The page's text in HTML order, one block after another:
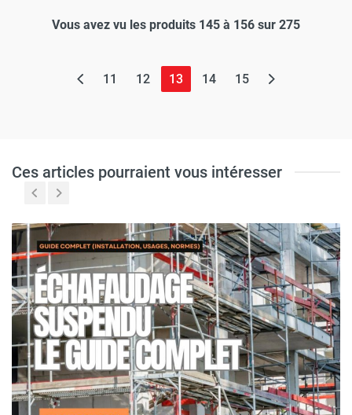
Vous avez vu les produits 145 à 156 sur 275
11 12 13(page actuelle)
14 15
Ces articles pourraient vous intéresser